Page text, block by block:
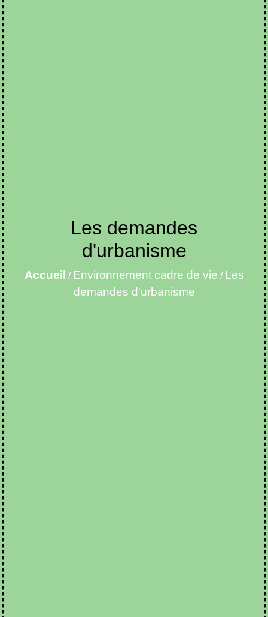
Les demandes
d'urbanisme
Accueil / Environnement cadre de vie / Les
demandes d'urbanisme